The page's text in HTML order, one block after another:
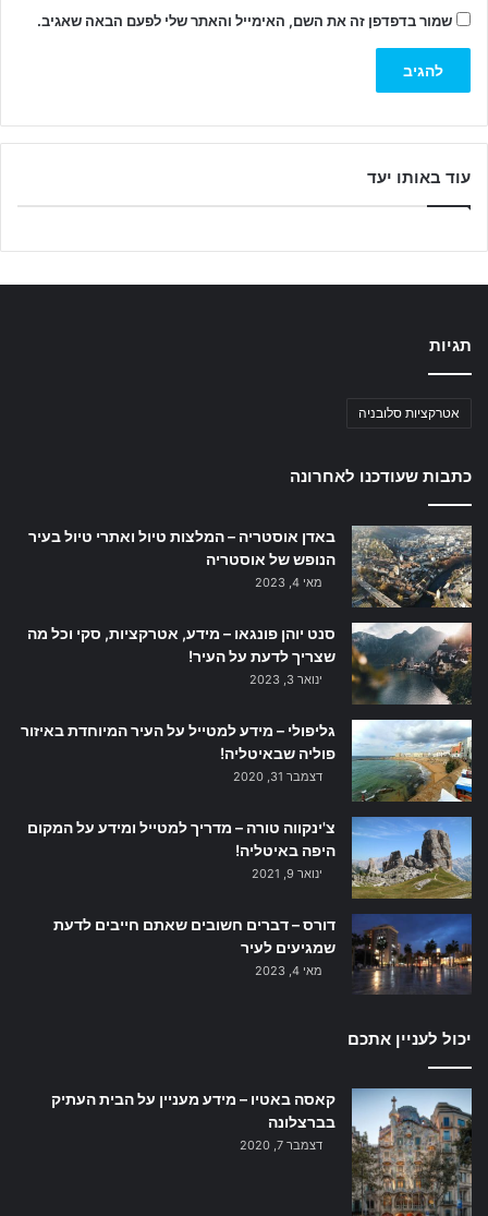
שמור בדפדפן זה את השם, האימייל והאתר שלי לפעם הבאה שאגיב.
עוד באותו יעד
תגיות
אטרקציות סלובניה
כתבות שעודכנו לאחרונה
באדן אוסטריה – המלצות טיול ואתרי טיול בעיר
הנופש של אוסטריה
מאי 4, 2023
סנט יוהן פונגאו – מידע, אטרקציות, סקי וכל מה
שצריך לדעת על העיר!
ינואר 3, 2023
גליפולי – מידע למטייל על העיר המיוחדת באיזור
פוליה שבאיטליה!
דצמבר 31, 2020
צ'ינקווה טורה – מדריך למטייל ומידע על המקום
היפה באיטליה!
ינואר 9, 2021
דורס – דברים חשובים שאתם חייבים לדעת
שמגיעים לעיר
מאי 4, 2023
יכול לעניין אתכם
קאסה באטיו – מידע מעניין על הבית העתיק
בברצלונה
דצמבר 7, 2020